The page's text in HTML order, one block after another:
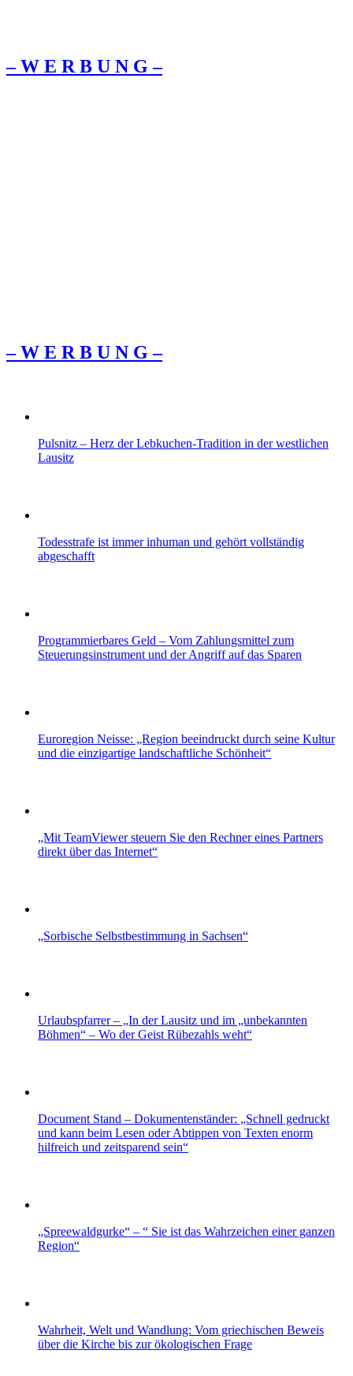
– W Ε R Β U Ν G –
– W Ε R Β U Ν G –
Pulsnitz – Herz der Lebkuchen-Tradition in der westlichen
Lausitz
Todesstrafe ist immer inhuman und gehört vollständig
abgeschafft
Programmierbares Geld – Vom Zahlungsmittel zum
Steuerungsinstrument und der Angriff auf das Sparen
Euroregion Neisse: „Region beeindruckt durch seine Kultur
und die einzigartige landschaftliche Schönheit“
„Mit TeamViewer steuern Sie den Rechner eines Partners
direkt über das Internet“
„Sorbische Selbstbestimmung in Sachsen“
Urlaubspfarrer – „In der Lausitz und im „unbekannten
Böhmen“ – Wo der Geist Rübezahls weht“
Document Stand – Dokumentenständer: „Schnell gedruckt
und kann beim Lesen oder Abtippen von Texten enorm
hilfreich und zeitsparend sein“
„Spreewaldgurke“ – “ Sie ist das Wahrzeichen einer ganzen
Region“
Wahrheit, Welt und Wandlung: Vom griechischen Beweis
über die Kirche bis zur ökologischen Frage